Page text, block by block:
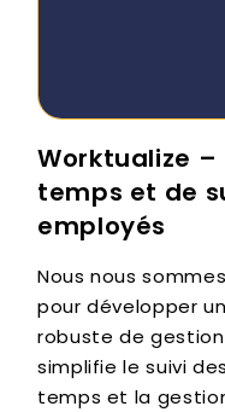
Worktualize –
temps et de
employés
Nous nous
pour développer
robuste de
simplifie le suivi
temps et la